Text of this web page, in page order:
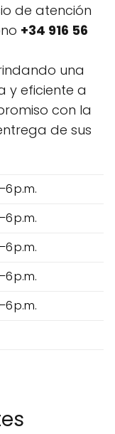
de atención
+34 916 56
una
y eficiente a
con la
de sus
p.m.
p.m.
p.m.
p.m.
p.m.